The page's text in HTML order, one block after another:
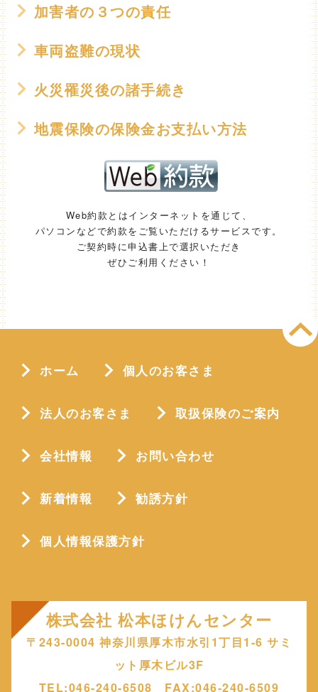
加害者の３つの責任
車両盗難の現状
火災罹災後の諸手続き
地震保険の保険金お支払い方法
Web約款とはインターネットを通じて、
パソコンなどで約款をご覧いただけるサービスです。
ご契約時に申込書上で選択いただき
ぜひご利用ください！
ホーム 個人のお客さま
法人のお客さま 取扱保険のご案内
会社情報 お問い合わせ
新着情報 勧誘方針
個人情報保護方針
株式会社 松本ほけんセンター
〒243-0004 神奈川県厚木市水引1丁目1-6 サミ
ット厚木ビル3F
TEL:046-240-6508 FAX:046-240-6509